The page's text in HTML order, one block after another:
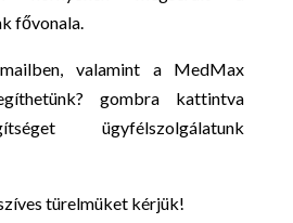
fővonala.
valamint a MedMax
gombra kattintva
ügyfélszolgálatunk
türelmüket kérjük!